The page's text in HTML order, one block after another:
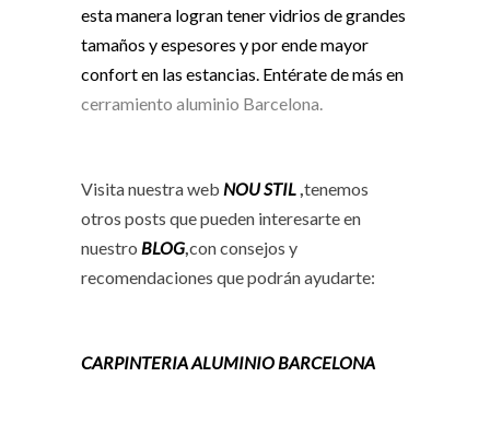
esta manera logran tener vidrios de grandes
tamaños y espesores y por ende mayor
confort en las estancias. Entérate de más en
cerramiento aluminio Barcelona.
Visita nuestra web NOU STIL,tenemos
otros posts que pueden interesarte en
nuestro BLOG,con consejos y
recomendaciones que podrán ayudarte:
CARPINTERIA ALUMINIO BARCELONA